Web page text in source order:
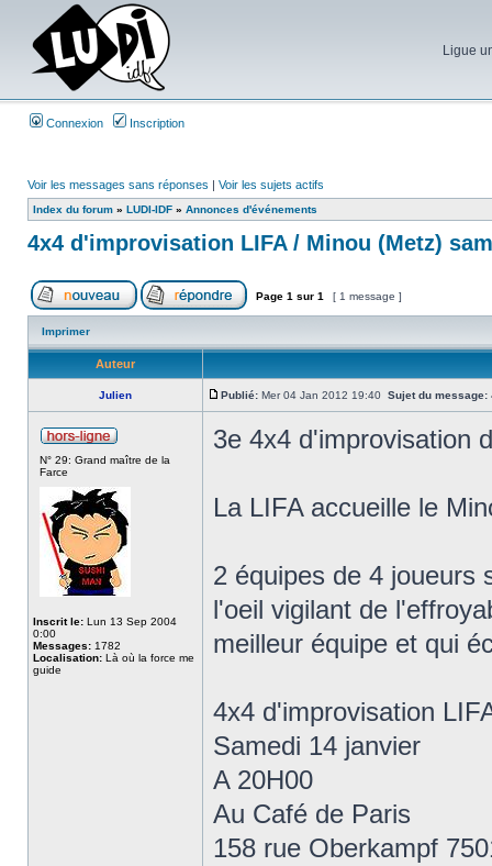
Ligue
Connexion Inscription
Voir les messages sans réponses | Voir les sujets actifs
Index du forum » LUDI-IDF » Annonces d'événements
4x4 d'improvisation LIFA / Minou (Metz)
Page 1 sur 1 [ 1 message ]
Imprimer
Auteur
Julien Publié: Mer 04 Jan 2012 19:40 Sujet du message:
N° 29: Grand maître de la
Farce
Inscrit le: Lun 13 Sep 2004
0:00
Messages: 1782
Localisation: Là où la force me
guide
3e 4x4 d'improvisation
La LIFA accueille le
2 équipes de 4 joueurs
l'oeil vigilant de
meilleur équipe et qui
4x4 d'improvisation
Samedi 14 janvier
A 20H00
Au Café de Paris
158 rue Oberkampf